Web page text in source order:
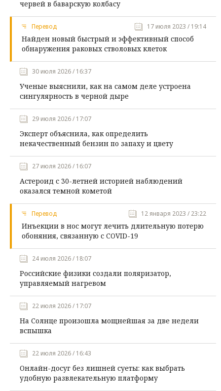
червей в баварскую колбасу
Перевод 17 июля 2023 / 19:14
Найден новый быстрый и эффективный способ
обнаружения раковых стволовых клеток
30 июля 2026 / 16:37
Ученые выяснили, как на самом деле устроена
сингулярность в черной дыре
29 июля 2026 / 17:07
Эксперт объяснила, как определить
некачественный бензин по запаху и цвету
27 июля 2026 / 16:07
Астероид с 30-летней историей наблюдений
оказался темной кометой
Перевод 12 января 2023 / 23:22
Инъекции в нос могут лечить длительную потерю
обоняния, связанную с COVID-19
24 июля 2026 / 18:07
Российские физики создали поляризатор,
управляемый нагревом
22 июля 2026 / 17:07
На Солнце произошла мощнейшая за две недели
вспышка
22 июля 2026 / 16:43
Онлайн-досуг без лишней суеты: как выбрать
удобную развлекательную платформу